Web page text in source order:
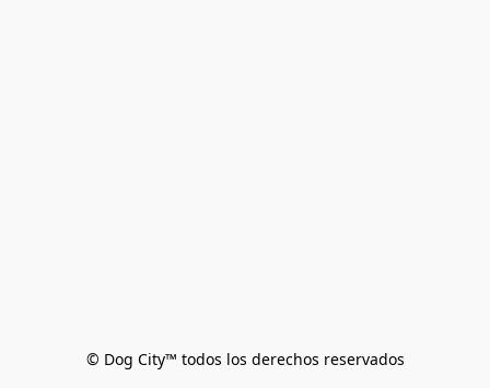
© Dog City™ todos los derechos reservados